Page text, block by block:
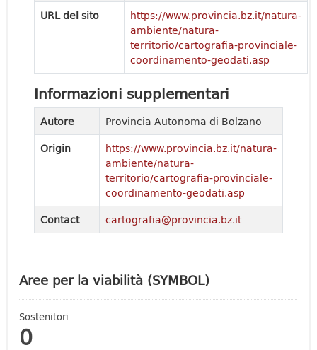
Aree per la viabilità (SYMBOL)
Sostenitori
0
URL del sito
https://www.provincia.bz.it/natura-
ambiente/natura-
territorio/cartografia-provinciale-
coordinamento-geodati.asp
Informazioni supplementari
Autore
Provincia Autonoma di Bolzano
Origin
https://www.provincia.bz.it/natura-
ambiente/natura-
territorio/cartografia-provinciale-
coordinamento-geodati.asp
Contact
cartografia@provincia.bz.it